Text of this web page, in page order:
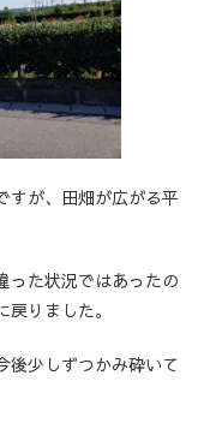
すが、田畑が広がる平
った状況ではあったの
りました。
後少しずつかみ砕いて